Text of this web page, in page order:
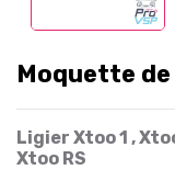
Moquette
Ligier Xtoo 1 ,
Xtoo RS